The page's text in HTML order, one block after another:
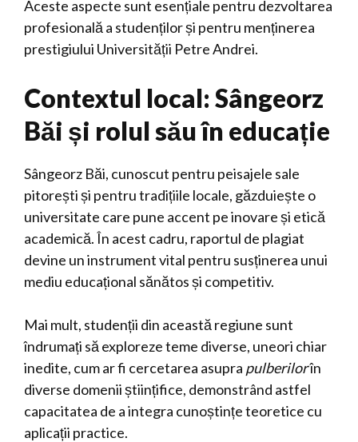
Aceste aspecte sunt esențiale pentru dezvoltarea
profesională a studenților și pentru menținerea
prestigiului Universității Petre Andrei.
Contextul local: Sângeorz
Băi și rolul său în educație
Sângeorz Băi, cunoscut pentru peisajele sale
pitorești și pentru tradițiile locale, găzduiește o
universitate care pune accent pe inovare și etică
academică. În acest cadru, raportul de plagiat
devine un instrument vital pentru susținerea unui
mediu educațional sănătos și competitiv.
Mai mult, studenții din această regiune sunt
îndrumați să exploreze teme diverse, uneori chiar
inedite, cum ar fi cercetarea asupra pulberilorîn
diverse domenii științifice, demonstrând astfel
capacitatea de a integra cunoștințe teoretice cu
aplicații practice.